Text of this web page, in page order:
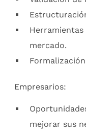
mercado.
Empresarios:
mejorar sus